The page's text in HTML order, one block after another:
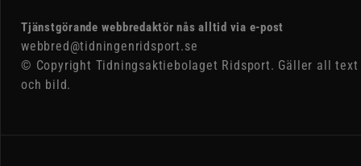
Tjänstgörande webbredaktör nås alltid via e-post
webbred@tidningenridsport.se
© Copyright Tidningsaktiebolaget Ridsport. Gäller all text
och bild.